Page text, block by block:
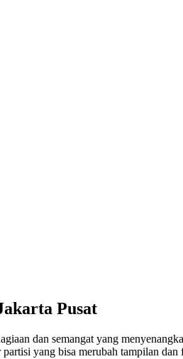
Pusat
dan semangat yang
yang bisa merubah tampilan dan